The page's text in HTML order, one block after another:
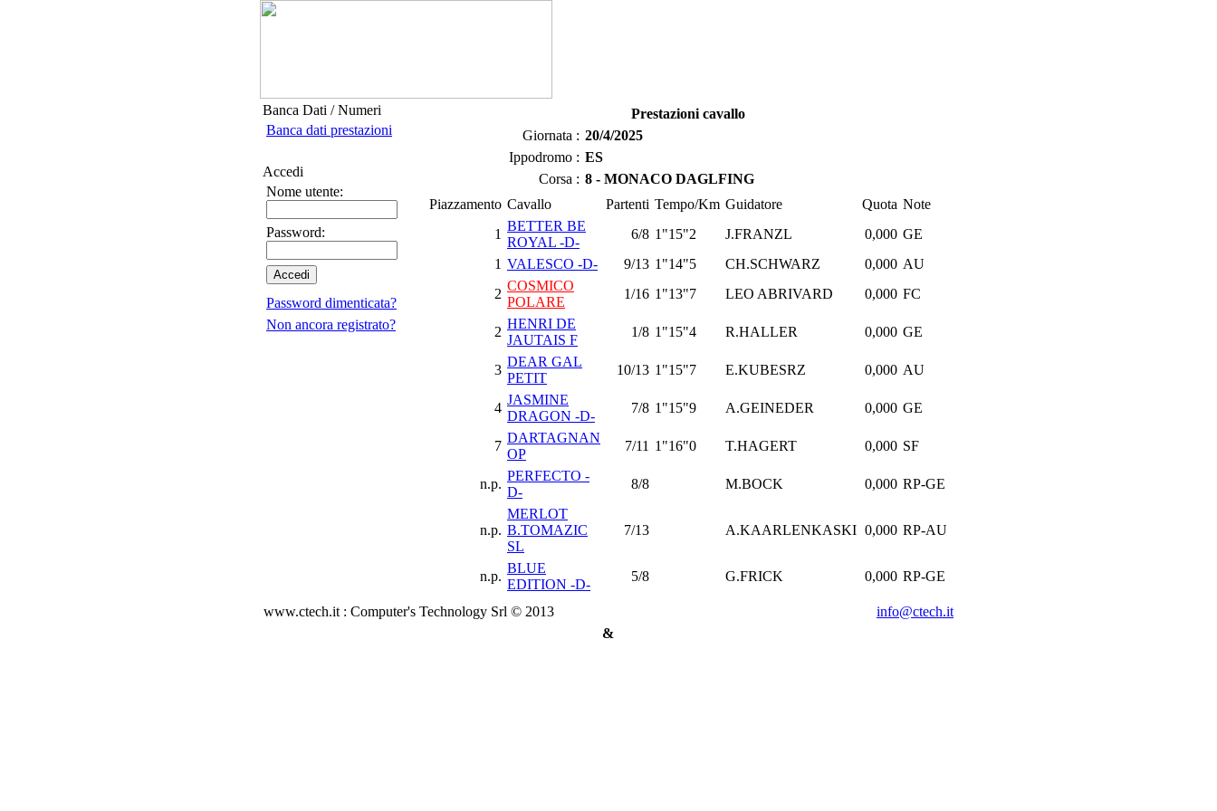
Banca Dati / Numeri
Banca dati prestazioni
Accedi
Nome utente:
Password:
Password dimenticata?
Non ancora registrato?
Prestazioni cavallo
Giornata : 20/4/2025
Ippodromo : ES
Corsa : 8 - MONACO DAGLFING
Piazzamento Cavallo Partenti Tempo/Km Guidatore Quota Note
1
BETTER BE
ROYAL -D-
6/8 1"15"2 J.FRANZL 0,000 GE
1 VALESCO -D- 9/13 1"14"5 CH.SCHWARZ 0,000 AU
2
COSMICO
POLARE
1/16 1"13"7 LEO ABRIVARD 0,000 FC
2
HENRI DE
JAUTAIS F
1/8 1"15"4 R.HALLER 0,000 GE
3
DEAR GAL
PETIT
10/13 1"15"7 E.KUBESRZ 0,000 AU
4
JASMINE
DRAGON -D-
7/8 1"15"9 A.GEINEDER 0,000 GE
7
DARTAGNAN
OP
7/11 1"16"0 T.HAGERT 0,000 SF
n.p.
PERFECTO -
D-
8/8 M.BOCK 0,000 RP-GE
n.p.
MERLOT
B.TOMAZIC
SL
7/13 A.KAARLENKASKI 0,000 RP-AU
n.p.
BLUE
EDITION -D-
5/8 G.FRICK 0,000 RP-GE
www.ctech.it : Computer's Technology Srl © 2013
info@ctech.it
&